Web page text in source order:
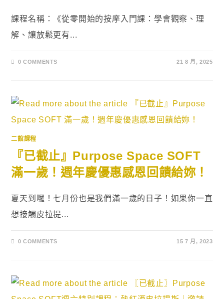
課程名稱：《從零開始的按摩入門課：學會觀察、理
解、讓放鬆更有...
0 COMMENTS 21 8 月, 2025
二館課程
『已截止』Purpose Space SOFT
滿一歲！週年慶優惠感恩回饋給妳！
夏天到囉！七月份也是我們滿一歲的日子！如果你一直
想接觸皮拉提...
0 COMMENTS 15 7 月, 2023